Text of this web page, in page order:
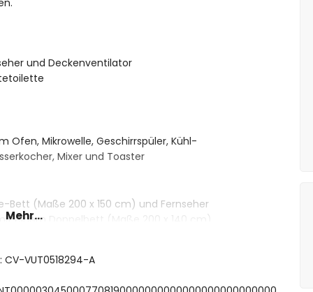
und Deckenventilator
Ofen, Mikrowelle, Geschirrspüler, Kühl-
Mixer und Toaster
Bett (Maße 200 x 150 cm) und Fernseher
einem Doppelbett (Maße 200 x 140 cm)
Mehr...
VUT0518294-A